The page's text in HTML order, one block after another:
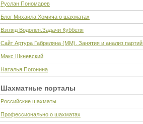
Руслан Пономарев
Блог Михаила Хомича о шахматах
Взгляд Водолея.Задачи Куббеля
Сайт Артура Габреляна (ММ). Занятия и анализ партий.
Макс Шкневский
Наталья Погонина
Шахматные порталы
Российские шахматы
Профессионально о шахматах